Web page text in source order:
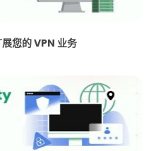
您的 VPN 业务